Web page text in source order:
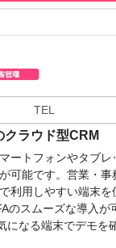
navigation
TEL
クラウド型CRM
ートフォンやタブ
可能です。営業・事
利用しやすい端末を
のスムーズな導入が
なる端末でデモを